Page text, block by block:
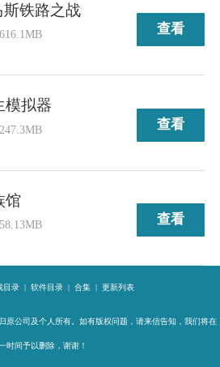
斯铁路之战
查看
模拟器
查看
馆
查看
目录 | 软件目录 | 合集 | 更新列表
原公司及个人所有。如有版权问题，请来信告知，我们将在
时间予以删除，谢谢！